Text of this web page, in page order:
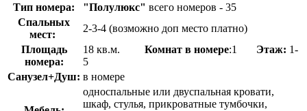
Тип номера:
"Полулюкс" всего номеров - 35
Спальных
мест:
2-3-4 (возможно доп место платно)
Площадь
номера:
18 кв.м. Комнат в номере:1 Этаж: 1-
5
Санузел+Душ: в номере
односпальные или двуспальная кровати,
шкаф, стулья, прикроватные тумбочки,